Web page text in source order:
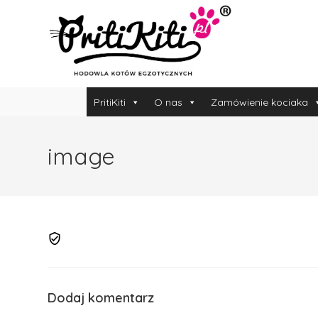
PritiKiti O nas Zamówienie kociaka
image
Dodaj komentarz